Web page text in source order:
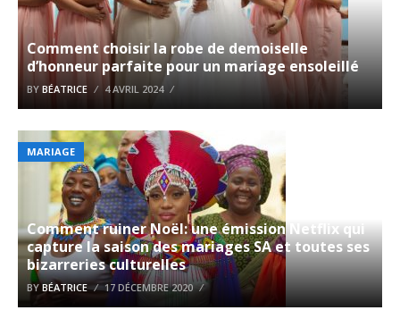
Comment choisir la robe de demoiselle
d’honneur parfaite pour un mariage ensoleillé
BY BÉATRICE 4 AVRIL 2024
MARIAGE
Comment ruiner Noël: une émission Netflix qui
capture la saison des mariages SA et toutes ses
bizarreries culturelles
BYBÉATRICE 17 DÉCEMBRE 2020